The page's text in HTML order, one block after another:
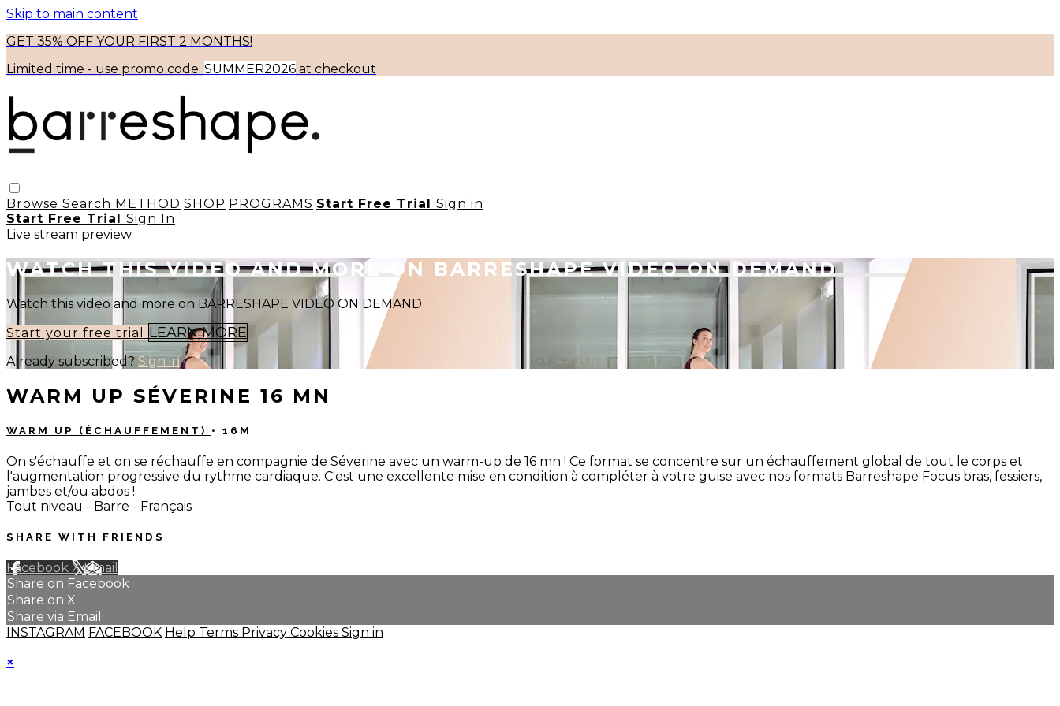
Skip to main content
GET 35% OFF YOUR FIRST 2 MONTHS!
Limited time - use promo code: SUMMER2026 at checkout
Browse Search METHOD SHOP PROGRAMS Start Free Trial Sign in
Start Free Trial Sign In
Live stream preview
WATCH THIS VIDEO AND MORE ON BARRESHAPE VIDEO ON DEMAND
Watch this video and more on BARRESHAPE VIDEO ON DEMAND
Start your free trial
LEARN MORE
Already subscribed?Sign in
WARM UP SÉVERINE 16 MN
WARM UP (ÉCHAUFFEMENT) • 16M
On s'échauffe et on se réchauffe en compagnie de Séverine avec un warm-up de 16 mn ! Ce format se concentre sur un échauffement global de tout le corps et
l'augmentation progressive du rythme cardiaque. C'est une excellente mise en condition à compléter à votre guise avec nos formats Barreshape Focus bras, fessiers,
jambes et/ou abdos !
Tout niveau - Barre - Français
SHARE WITH FRIENDS
Facebook XEmail
Share on Facebook
Share on X
Share via Email
INSTAGRAM FACEBOOK Help Terms Privacy Cookies Sign in
×